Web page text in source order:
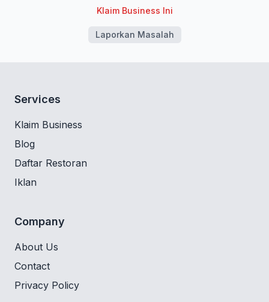
Klaim Business Ini
Laporkan Masalah
Services
Klaim Business
Blog
Daftar Restoran
Iklan
Company
About Us
Contact
Privacy Policy